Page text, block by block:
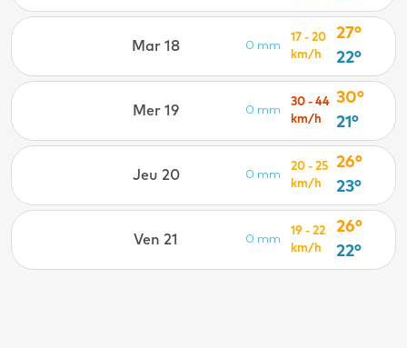
Mar 18 0 mm
17 - 20
km/h
27°
22°
Mer 19 0 mm
30 - 44
km/h
30°
21°
Jeu 20 0 mm
20 - 25
km/h
26°
23°
Ven 21 0 mm
19 - 22
km/h
26°
22°